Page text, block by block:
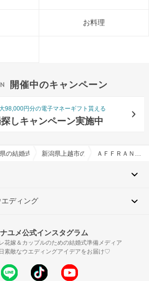
お料理
開催中のキャンペーン
98,000円分の電子マネーギフト貰える
しキャンペーン実施中
ユメ
の結婚式場一覧新潟県上越市の結婚式場一覧 ＡＦＦＲＡＮＣＨＩＲ ＱＵＥＥＮ’Ｓ ＣＯＵＲＴ（アーフランシェル・クィーンズコート）で結婚式
ディング
ユメ公式インスタグラム
花嫁＆カップルのための結婚式準備メディア
素敵なウエディングアイデアをお届け♡